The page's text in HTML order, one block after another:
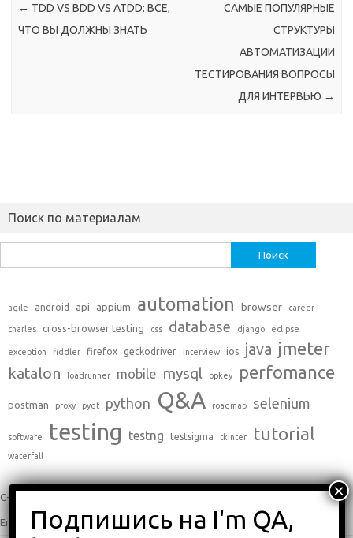
← TDD VS BDD VS ATDD: ВСЕ,
ЧТО ВЫ ДОЛЖНЫ ЗНАТЬ
САМЫЕ ПОПУЛЯРНЫЕ
СТРУКТУРЫ
АВТОМАТИЗАЦИИ
ТЕСТИРОВАНИЯ ВОПРОСЫ
ДЛЯ ИНТЕРВЬЮ →
Поиск по материалам
agile android api appium automation browser career
charles cross-browser testing css database django eclipse
exception fiddler firefox geckodriver interview ios java jmeter
katalon loadrunner mobile mysql opkey perfomance
postman proxy pyqt python Q&A roadmap selenium
software testing testng testsigma tkinter tutorial
waterfall
C++
English (338)